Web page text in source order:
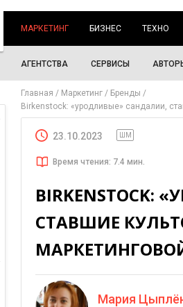
МАРКЕТИНГ БИЗНЕС ТЕХНО
АГЕНТСТВА СЕРВИСЫ
Главная Маркетинг
Бренды
Birkenstock: «уродливые» сандалии,
23.10.2023 ШМ
Время чтения: 7.4 мин.
СТАВШИЕ
Мария